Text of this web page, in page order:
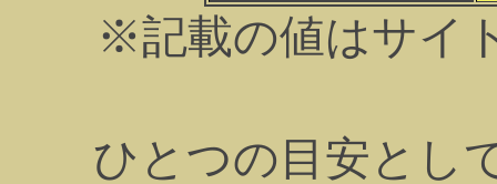
※記載の値はサイ
ひとつの目安とし